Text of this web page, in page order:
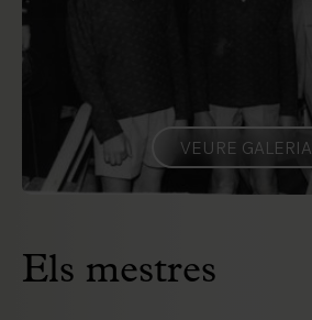
VEURE GALERIA
Els mestres